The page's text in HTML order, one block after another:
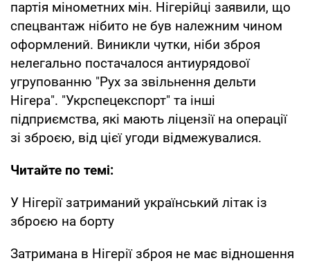
партія мінометних мін. Нігерійці заявили, що
спецвантаж нібито не був належним чином
оформлений. Виникли чутки, ніби зброя
нелегально постачалося антиурядової
угрупованню "Рух за звільнення дельти
Нігера". "Укрспецекспорт" та інші
підприємства, які мають ліцензії на операції
зі зброєю, від цієї угоди відмежувалися.
Читайте по темі:
У Нігерії затриманий український літак із
зброєю на борту
Затримана в Нігерії зброя не має відношення